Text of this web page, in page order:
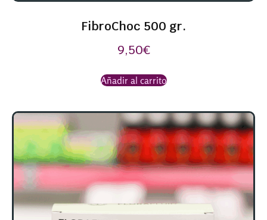
FibroChoc 500 gr.
9,50€
Añadir al carrito